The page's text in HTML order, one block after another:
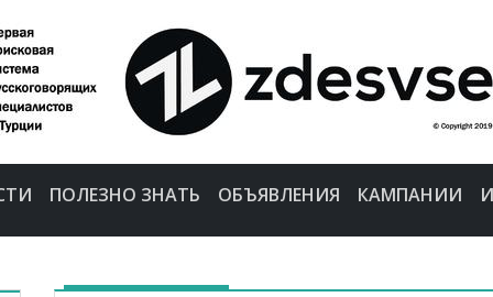
ПОЛЕЗНО ЗНАТЬ ОБЪЯВЛЕНИЯ КАМПАНИИ